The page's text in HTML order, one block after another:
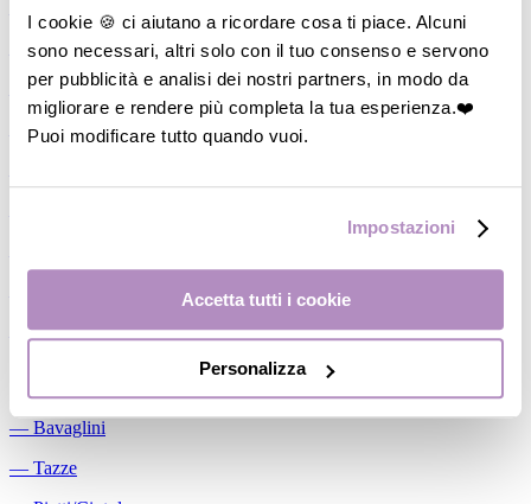
I cookie 🍪 ci aiutano a ricordare cosa ti piace. Alcuni
sono necessari, altri solo con il tuo consenso e servono
per pubblicità e analisi dei nostri partners, in modo da
migliorare e rendere più completa la tua esperienza.❤️
Puoi modificare tutto quando vuoi.
Impostazioni
Accetta tutti i cookie
Personalizza
―
Cuscini allattamento
―Biberon
―
Tettarelle
―Succhietti
Conservalatte Materno
―Massaggiagengive
― Bavaglini
― Tazze